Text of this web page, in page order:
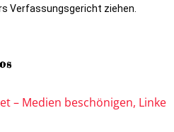
Verfassungsgericht ziehen.
– Medien beschönigen, Linke